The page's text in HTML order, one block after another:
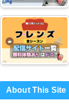
About This Site